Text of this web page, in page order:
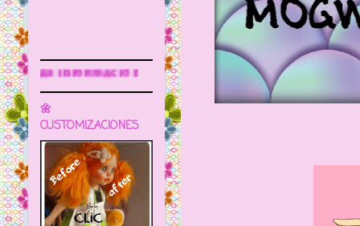
Sigue este blog para más información
🌼
CUSTOMIZACIONES